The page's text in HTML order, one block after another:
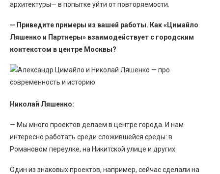
архитектуры— в попытке уйти от повторяемости.
— Приведите примеры из вашей работы. Как «Цимайло
Ляшенко и Партнеры» взаимодействует с городским
контекстом в центре Москвы?
Николай Ляшенко:
— Мы много проектов делаем в центре города. И нам
интересно работать среди сложившейся среды: в
Романовом переулке, на Никитской улице и других.
Один из знаковых проектов, например, сейчас сделали на